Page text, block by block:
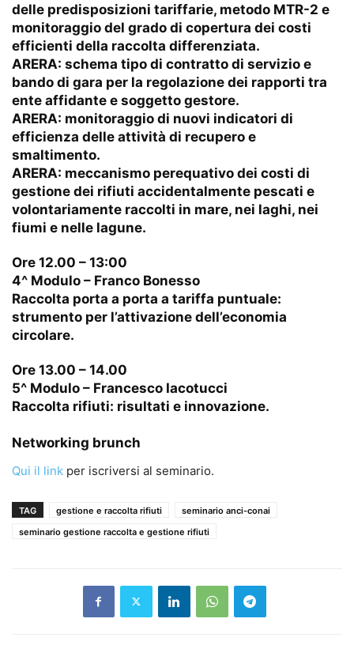
delle predisposizioni tariffarie, metodo MTR-2 e
monitoraggio del grado di copertura dei costi
efficienti della raccolta differenziata.
ARERA: schema tipo di contratto di servizio e
bando di gara per la regolazione dei rapporti tra
ente affidante e soggetto gestore.
ARERA: monitoraggio di nuovi indicatori di
efficienza delle attività di recupero e
smaltimento.
ARERA: meccanismo perequativo dei costi di
gestione dei rifiuti accidentalmente pescati e
volontariamente raccolti in mare, nei laghi, nei
fiumi e nelle lagune.
Ore 12.00 – 13:00
4^ Modulo – Franco Bonesso
Raccolta porta a porta a tariffa puntuale:
strumento per l’attivazione dell’economia
circolare.
Ore 13.00 – 14.00
5^ Modulo – Francesco Iacotucci
Raccolta rifiuti: risultati e innovazione.
Networking brunch
Qui il link per iscriversi al seminario.
TAG gestione e raccolta rifiuti
seminario anci-conai
seminario gestione raccolta e gestione rifiuti